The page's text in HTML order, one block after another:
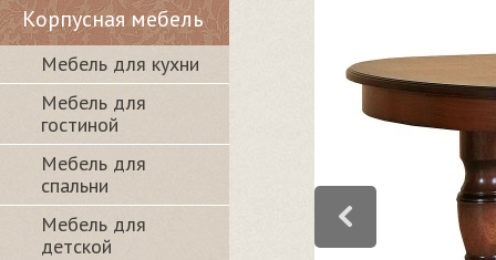
Корпусная мебель
Мебель для кухни
Мебель для
гостиной
Мебель для
спальни
Мебель для
детской